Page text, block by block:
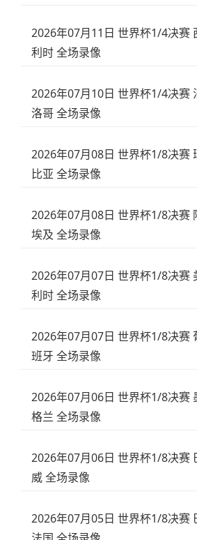
2026年07月11日 世界杯1/4决赛
利时 全场录像
2026年07月10日 世界杯1/4决赛
洛哥 全场录像
2026年07月08日 世界杯1/8决赛
比亚 全场录像
2026年07月08日 世界杯1/8决赛
埃及 全场录像
2026年07月07日 世界杯1/8决赛
利时 全场录像
2026年07月07日 世界杯1/8决赛
班牙 全场录像
2026年07月06日 世界杯1/8决赛
格兰 全场录像
2026年07月06日 世界杯1/8决赛
威 全场录像
2026年07月05日 世界杯1/8决赛